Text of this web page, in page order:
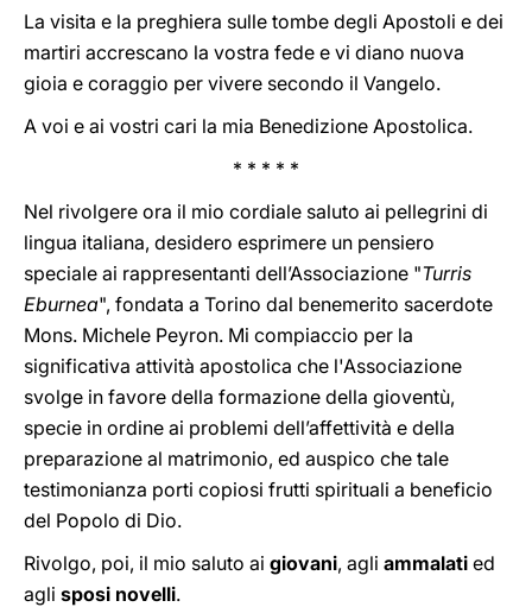
La visita e la preghiera sulle tombe degli Apostoli e dei
martiri accrescano la vostra fede e vi diano nuova
gioia e coraggio per vivere secondo il Vangelo.
A voi e ai vostri cari la mia Benedizione Apostolica.
* * * * *
Nel rivolgere ora il mio cordiale saluto ai pellegrini di
lingua italiana, desidero esprimere un pensiero
speciale ai rappresentanti dell’Associazione "Turris
Eburnea", fondata a Torino dal benemerito sacerdote
Mons. Michele Peyron. Mi compiaccio per la
significativa attività apostolica che l'Associazione
svolge in favore della formazione della gioventù,
specie in ordine ai problemi dell’affettività e della
preparazione al matrimonio, ed auspico che tale
testimonianza porti copiosi frutti spirituali a beneficio
del Popolo di Dio.
Rivolgo, poi, il mio saluto ai giovani, agli ammalati ed
agli sposi novelli.